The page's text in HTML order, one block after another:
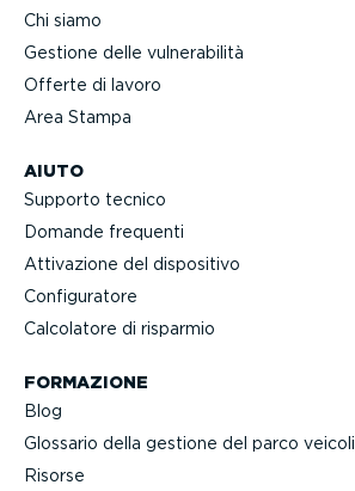
AIUTO
Supporto tecnico
Domande frequenti
Attivazione del dispositivo
Confi­gu­ratore
Calcolatore di risparmio
FORMAZIONE
Blog
Glossario della gestione del parco veicoli
Risorse
Chi siamo
Gestione delle vulne­ra­bilità
Offerte di lavoro
Area Stampa